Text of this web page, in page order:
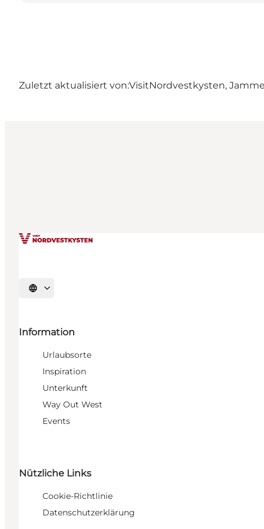
Zuletzt aktualisiert von:VisitNordvestkysten,
Sprache auswählen
Information
Urlaubsorte
Inspiration
Unterkunft
Way Out West
Events
Nützliche Links
Cookie-Richtlinie
Datenschutzerklärung